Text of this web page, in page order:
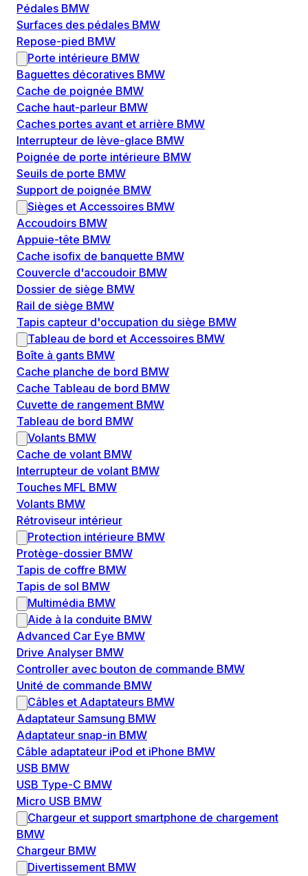
Pédales BMW
Surfaces des pédales BMW
Repose-pied BMW
Porte intérieure BMW
Baguettes décoratives BMW
Cache de poignée BMW
Cache haut-parleur BMW
Caches portes avant et arrière BMW
Interrupteur de lève-glace BMW
Poignée de porte intérieure BMW
Seuils de porte BMW
Support de poignée BMW
Sièges et Accessoires BMW
Accoudoirs BMW
Appuie-tête BMW
Cache isofix de banquette BMW
Couvercle d'accoudoir BMW
Dossier de siège BMW
Rail de siège BMW
Tapis capteur d'occupation du siège BMW
Tableau de bord et Accessoires BMW
Boîte à gants BMW
Cache planche de bord BMW
Cache Tableau de bord BMW
Cuvette de rangement BMW
Tableau de bord BMW
Volants BMW
Cache de volant BMW
Interrupteur de volant BMW
Touches MFL BMW
Volants BMW
Rétroviseur intérieur
Protection intérieure BMW
Protège-dossier BMW
Tapis de coffre BMW
Tapis de sol BMW
Multimédia BMW
Aide à la conduite BMW
Advanced Car Eye BMW
Drive Analyser BMW
Controller avec bouton de commande BMW
Unité de commande BMW
Câbles et Adaptateurs BMW
Adaptateur Samsung BMW
Adaptateur snap-in BMW
Câble adaptateur iPod et iPhone BMW
USB BMW
USB Type-C BMW
Micro USB BMW
Chargeur et support smartphone de chargement
BMW
Chargeur BMW
Divertissement BMW